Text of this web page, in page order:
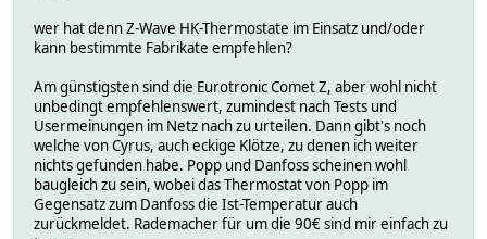
wer hat denn Z-Wave HK-Thermostate im Einsatz und/oder
kann bestimmte Fabrikate empfehlen?
Am günstigsten sind die Eurotronic Comet Z, aber wohl nicht
unbedingt empfehlenswert, zumindest nach Tests und
Usermeinungen im Netz nach zu urteilen. Dann gibt's noch
welche von Cyrus, auch eckige Klötze, zu denen ich weiter
nichts gefunden habe. Popp und Danfoss scheinen wohl
baugleich zu sein, wobei das Thermostat von Popp im
Gegensatz zum Danfoss die Ist-Temperatur auch
zurückmeldet. Rademacher für um die 90€ sind mir einfach zu